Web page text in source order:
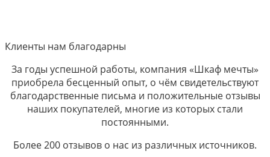
Клиенты нам благодарны
За годы успешной работы, компания «Шкаф мечты»
приобрела бесценный опыт, о чём свидетельствуют
благодарственные письма и положительные отзывы
наших покупателей, многие из которых стали
постоянными.
Более 200 отзывов о нас из различных источников.